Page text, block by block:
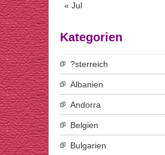
« Jul
Kategorien
?sterreich
Albanien
Andorra
Belgien
Bulgarien